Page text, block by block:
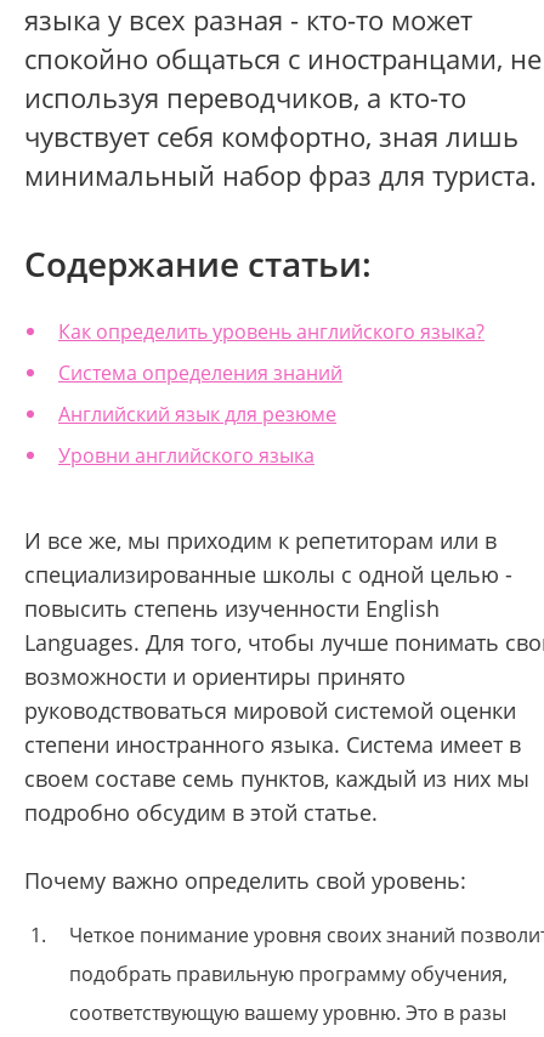
языка у всех разная - кто-то может
спокойно общаться с иностранцами, не
используя переводчиков, а кто-то
чувствует себя комфортно, зная лишь
минимальный набор фраз для туриста.
Содержание статьи:
Как определить уровень английского языка?
Система определения знаний
Английский язык для резюме
Уровни английского языка
И все же, мы приходим к репетиторам или в
специализированные школы с одной целью -
повысить степень изученности English
Languages. Для того, чтобы лучше понимать
возможности и ориентиры принято
руководствоваться мировой системой оценки
степени иностранного языка. Система имеет в
своем составе семь пунктов, каждый из них мы
подробно обсудим в этой статье.
Почему важно определить свой уровень:
Четкое понимание уровня своих знаний
подобрать правильную программу обучения,
соответствующую вашему уровню. Это в разы